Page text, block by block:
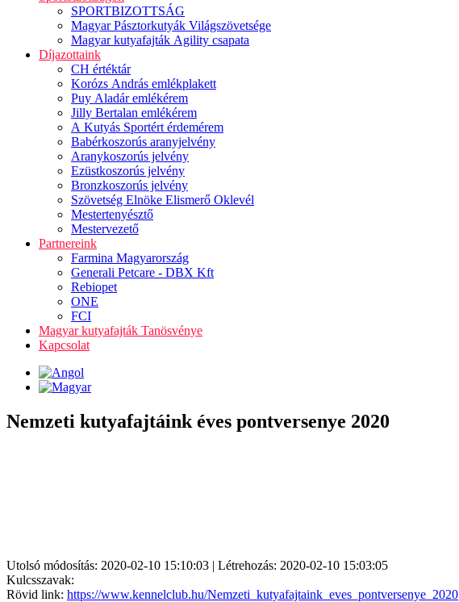
SPORTBIZOTTSÁG
Magyar Pásztorkutyák Világszövetsége
Magyar kutyafajták Agility csapata
Díjazottaink
CH értéktár
Korózs András emlékplakett
Puy Aladár emlékérem
Jilly Bertalan emlékérem
A Kutyás Sportért érdemérem
Babérkoszorús aranyjelvény
Aranykoszorús jelvény
Ezüstkoszorús jelvény
Bronzkoszorús jelvény
Szövetség Elnöke Elismerő Oklevél
Mestertenyésztő
Mestervezető
Partnereink
Farmina Magyarország
Generali Petcare - DBX Kft
Rebiopet
ONE
FCI
Magyar kutyafajták Tanösvénye
Kapcsolat
Nemzeti kutyafajtáink éves pontversenye 2020
Utolsó módosítás: 2020-02-10 15:10:03 | Létrehozás: 2020-02-10 15:03:05
Kulcsszavak:
Rövid link: https://www.kennelclub.hu/Nemzeti_kutyafajtaink_eves_pontversenye_2020